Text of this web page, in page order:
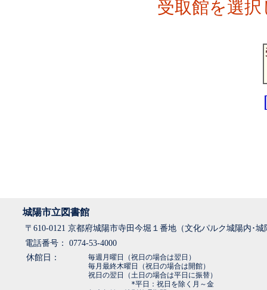
受取館を選
城陽市立図書館
〒610-0121 京都府城陽市寺田今堀１番地（文化パルク城陽内･
電話番号： 0774-53-4000
休館日：
毎週月曜日（祝日の場合は翌日）
毎月最終木曜日（祝日の場合は開館）
祝日の翌日（土日の場合は平日に振替）
*平日：祝日を除く月～金